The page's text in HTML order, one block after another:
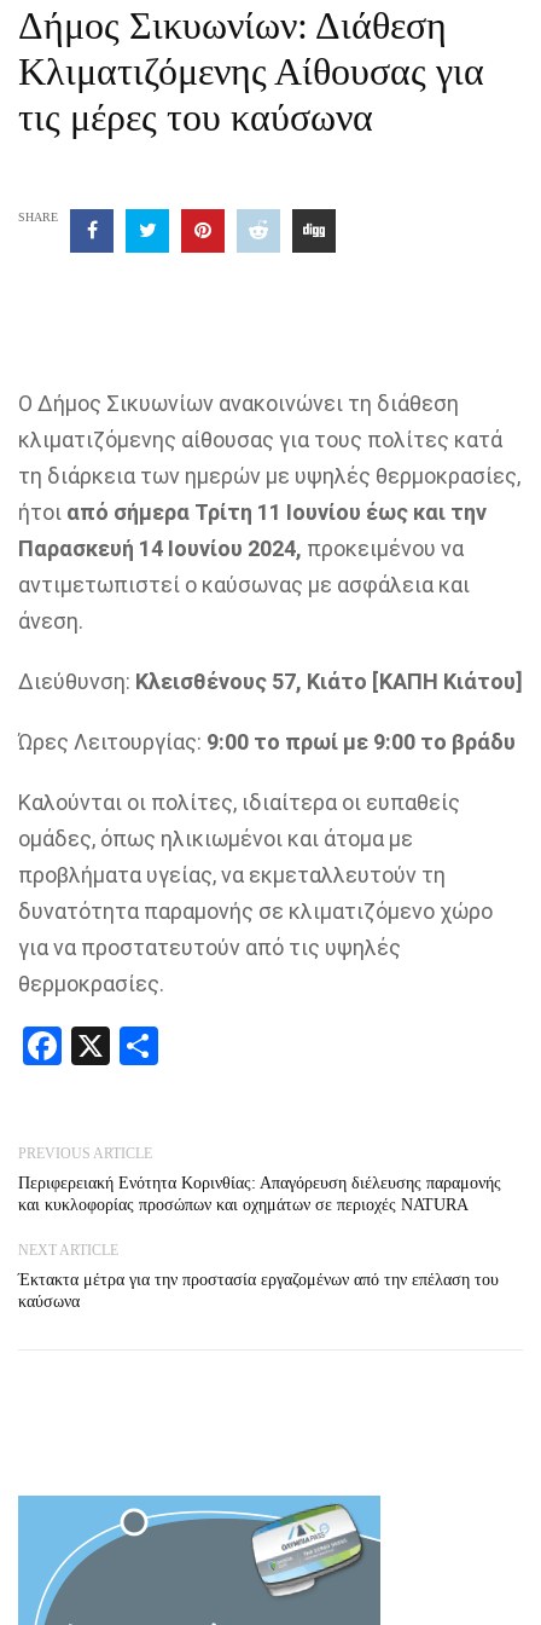
Δήμος Σικυωνίων: Διάθεση
Κλιματιζόμενης Αίθουσας για
τις μέρες του καύσωνα
SHARE
Ο Δήμος Σικυωνίων ανακοινώνει τη διάθεση
κλιματιζόμενης αίθουσας για τους πολίτες κατά
τη διάρκεια των ημερών με υψηλές θερμοκρασίες,
ήτοι από σήμερα Τρίτη 11 Ιουνίου έως και την
Παρασκευή 14 Ιουνίου 2024, προκειμένου να
αντιμετωπιστεί ο καύσωνας με ασφάλεια και
άνεση.
Διεύθυνση: Κλεισθένους 57, Κιάτο [ΚΑΠΗ Κιάτου]
Ώρες Λειτουργίας: 9:00 το πρωί με 9:00 το βράδυ
Καλούνται οι πολίτες, ιδιαίτερα οι ευπαθείς
ομάδες, όπως ηλικιωμένοι και άτομα με
προβλήματα υγείας, να εκμεταλλευτούν τη
δυνατότητα παραμονής σε κλιματιζόμενο χώρο
για να προστατευτούν από τις υψηλές
θερμοκρασίες.
Facebook
X
PREVIOUS ARTICLE
Περιφερειακή Ενότητα Κορινθίας: Απαγόρευση διέλευσης παραμονής
και κυκλοφορίας προσώπων και οχημάτων σε περιοχές NATURA
NEXT ARTICLE
Έκτακτα μέτρα για την προστασία εργαζομένων από την επέλαση του
καύσωνα